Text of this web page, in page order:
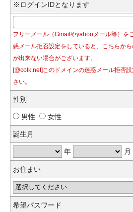
※ログインIDとなります
フリーメール（Gmailやyahooメール等）を
惑メール拒否設定をしていると、こちらか
が出来ない場合がございます。
[@colk.net]このドメインの迷惑メール拒否
さい。
性別
男性 女性
誕生月
年 月
お住まい
希望パスワード